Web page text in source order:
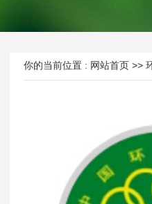
你的当前位置 : 网站首页 >>